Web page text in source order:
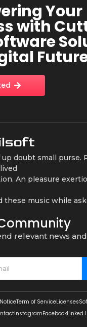
Your
with
doubt small purse.
An pleasure
these music while
relevant news
Term of ServiceLicenses
InstagramFacebookLinked